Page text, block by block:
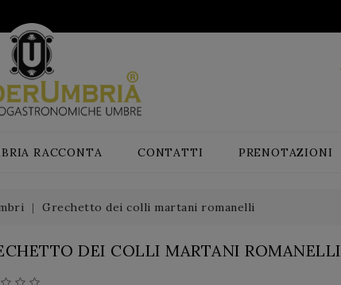
RACCONTA CONTATTI PRENOTAZIONI
Grechetto dei colli martani romanelli
DEI COLLI MARTANI ROMANELLI